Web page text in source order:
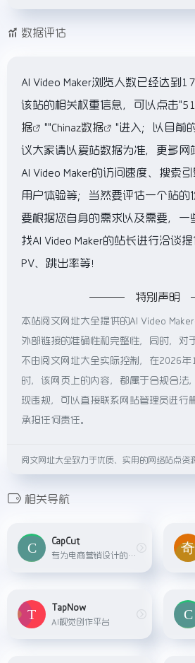
数据评估
AI Video Maker浏览人数已经达到
该站的相关权重信息，可以点击"
据
""Chinaz数据
"进入；以目前
议大家请以爱站数据为准，更多网
AI Video Maker的访问速度、搜索
用户体验等；当然要评估一个站的
要根据您自身的需求以及需要，一
找AI Video Maker的站长进行洽谈提
PV、跳出率等！
特别声明
本站阅文网址大全提供的AI Video
外部链接的准确性和完整性，同时，对
不由阅文网址大全实际控制，在2026
时，该网页上的内容，都属于合规合法
现违规，可以直接联系网站管理员进行
承担任何责任。
阅文网址大全致力于优质、实用的网络站点资
相关导航
CapCut
专为电商营销设计的 AI 内容创作平台。 只需输入商品链接，轻松生成可购物视频广告、商品图像和社交内容,。
TapNow
AI视觉创作平台